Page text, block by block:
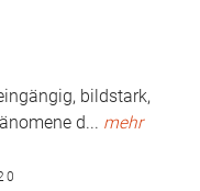
bildstark,
d... mehr